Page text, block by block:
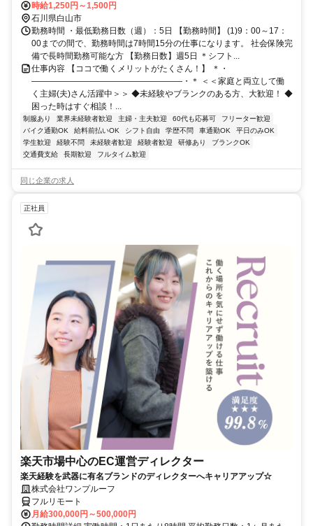
歩約10分、北陸鉄道石川線 道法寺徒歩約18分 ※住所から自動設定し
ているため、MAPの位置がずれている場合がございます
時給1,250円～1,500円
石川県白山市
勤務時間 ・最低勤務日数（週）：5日 【勤務時間】 (1)9：00～17：
00までの間で、勤務時間は7時間15分の仕事になります。 社会保険完
備で長時間勤務可能な方 【勤務日数】週5日 ＊シフト...
仕事内容 【ココで働くメリットがたくさん！】 ＊・
――――――――――――――――――・＊ ＜＜家庭と両立して働
く主婦(夫)さん活躍中＞＞ ◆未経験やブランクのある方、大歓迎！ ◆
困った時はすぐ相談！...
制服あり 業界未経験者歓迎 主婦・主夫歓迎 60代も応募可
フリーター歓迎
バイク通勤OK
給料前払いOK シフト自由 学歴不問 車通勤OK
平日のみOK
学生歓迎
経験不問 未経験者歓迎 経験者歓迎 研修あり
ブランクOK
交通費支給
長期歓迎 フルタイム歓迎
同じ企業の求人
正社員
楽天市場中心のEC運営ディレクター
楽天経験を武器に有名ブランドのディレクターへキャリアアップ☆
株式会社ワンプルーフ
フルリモート
月給300,000円～500,000円